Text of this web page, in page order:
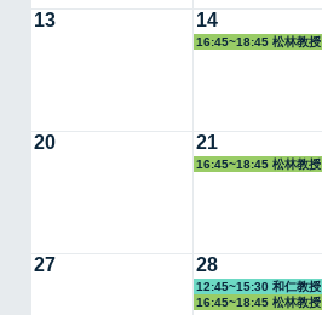
13 14
16:45~18:45 松林教授
20 21
16:45~18:45 松林教授
27 28
12:45~15:30 和仁教授
16:45~18:45 松林教授